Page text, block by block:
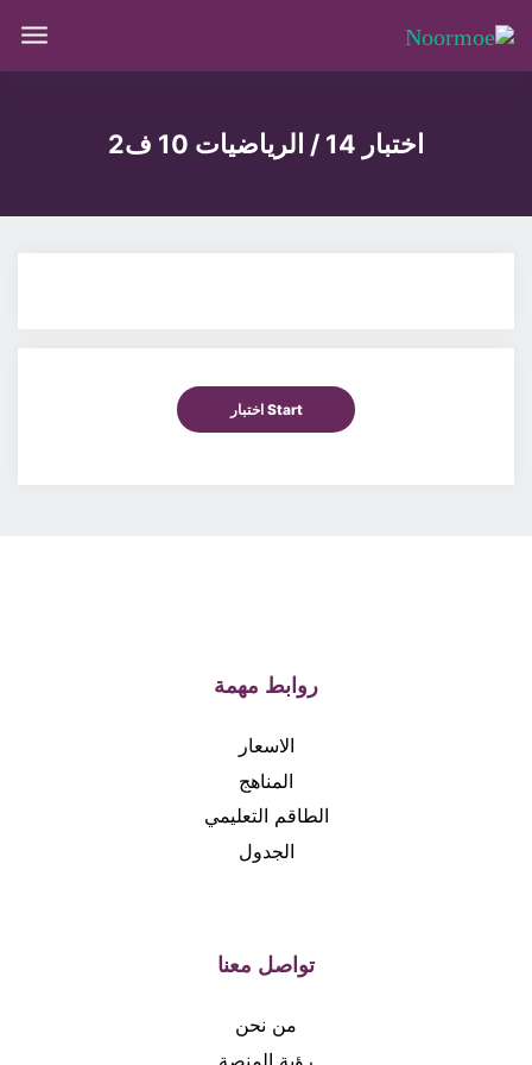
اختبار 14 / الرياضيات 10 ف2
روابط مهمة
الاسعار
المناهج
الطاقم التعليمي
الجدول
تواصل معنا
من نحن
رؤية المنصة